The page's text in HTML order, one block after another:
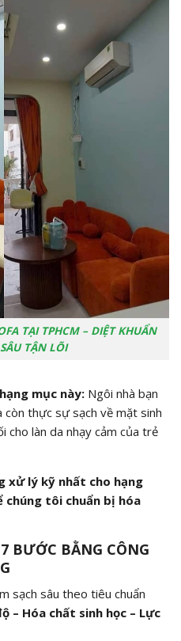
TẠI TPHCM – DIỆT KHUẨN
TẬN LÕI
mục này: Ngôi nhà bạn
còn thực sự sạch về mặt sinh
cho làn da nhạy cảm của trẻ
xử lý kỹ nhất cho hạng
chúng tôi chuẩn bị hóa
BƯỚC BẰNG CÔNG
sạch sâu theo tiêu chuẩn
– Hóa chất sinh học – Lực